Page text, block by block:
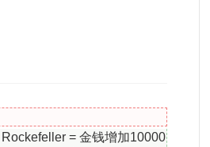
= 金钱增加10000